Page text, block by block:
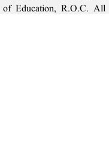
Education, R.O.C. All